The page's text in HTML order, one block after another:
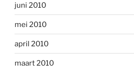
juni 2010
mei 2010
april 2010
maart 2010